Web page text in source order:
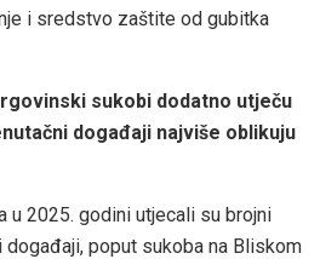
i sredstvo zaštite od gubitka
sukobi dodatno utječu
događaji najviše oblikuju
u 2025. godini utjecali su brojni
poput sukoba na Bliskom